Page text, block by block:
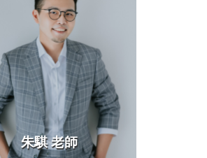
朱騏 老師